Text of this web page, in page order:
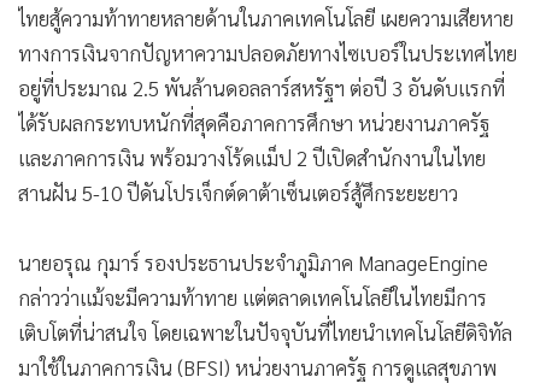
• อาชญากรรม
• Motoring
• เกม
• วิทยาศาสตร์
• SMEs
• หุ้น
• กองทุนรวม
• Celeb Online
Factcheck
ไทยสู้ความท้าทายหลายด้านในภาคเทคโนโลยี เผยความเสียหาย
ทางการเงินจากปัญหาความปลอดภัยทางไซเบอร์ในประเทศไทย
อยู่ที่ประมาณ 2.5 พันล้านดอลลาร์สหรัฐฯ ต่อปี 3 อันดับแรกที่
ได้รับผลกระทบหนักที่สุดคือภาคการศึกษา หน่วยงานภาครัฐ
และภาคการเงิน พร้อมวางโร้ดแม็ป 2 ปีเปิดสำนักงานในไทย
สานฝัน 5-10 ปีดันโปรเจ็กต์ดาต้าเซ็นเตอร์สู้ศึกระยะยาว
นายอรุณ กุมาร์ รองประธานประจำภูมิภาค ManageEngine
กล่าวว่าแม้จะมีความท้าทาย แต่ตลาดเทคโนโลยีในไทยมีการ
เติบโตที่น่าสนใจ โดยเฉพาะในปัจจุบันที่ไทยนำเทคโนโลยีดิจิทัล
มาใช้ในภาคการเงิน (BFSI) หน่วยงานภาครัฐ การดูแลสุขภาพ